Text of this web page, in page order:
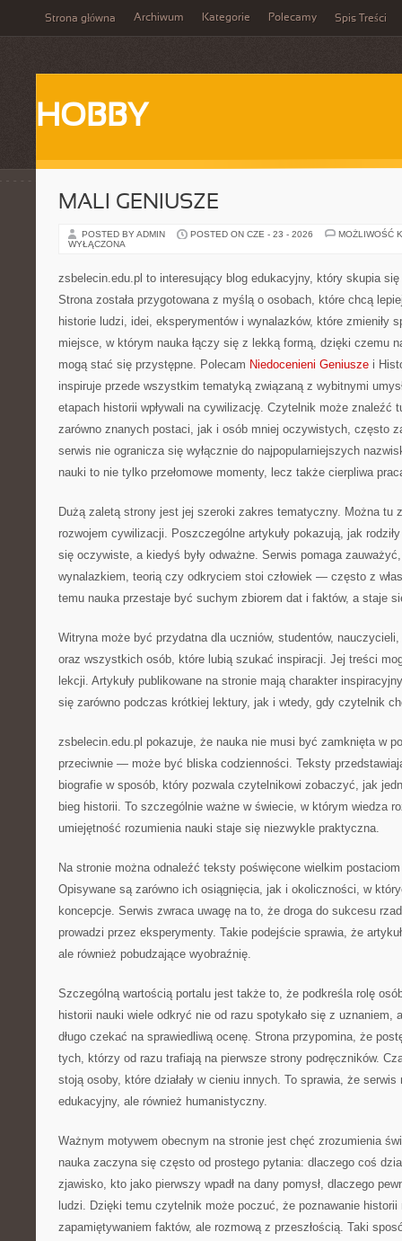
Strona główna Archiwum Kategorie Polecamy Spis Treści
HOBBY
MALI GENIUSZE
POSTED BY ADMIN POSTED ON CZE - 23 - 2026
MOŻLIWOŚĆ
WYŁĄCZONA
zsbelecin.edu.pl to interesujący blog edukacyjny, który skupia
Strona została przygotowana z myślą o osobach, które chcą
historie ludzi, idei, eksperymentów i wynalazków, które zmieniły
miejsce, w którym nauka łączy się z lekką formą, dzięki czemu
mogą stać się przystępne. Polecam Niedocenieni Geniusze i
inspiruje przede wszystkim tematyką związaną z wybitnymi
etapach historii wpływali na cywilizację. Czytelnik może znaleźć
zarówno znanych postaci, jak i osób mniej oczywistych, często
serwis nie ogranicza się wyłącznie do najpopularniejszych
nauki to nie tylko przełomowe momenty, lecz także cierpliwa
Dużą zaletą strony jest jej szeroki zakres tematyczny. Można tu
rozwojem cywilizacji. Poszczególne artykuły pokazują, jak
się oczywiste, a kiedyś były odważne. Serwis pomaga
wynalazkiem, teorią czy odkryciem stoi człowiek — często z
temu nauka przestaje być suchym zbiorem dat i faktów, a staje
Witryna może być przydatna dla uczniów, studentów,
oraz wszystkich osób, które lubią szukać inspiracji. Jej treści
lekcji. Artykuły publikowane na stronie mają charakter
się zarówno podczas krótkiej lektury, jak i wtedy, gdy czytelnik
zsbelecin.edu.pl pokazuje, że nauka nie musi być zamknięta w
przeciwnie — może być bliska codzienności. Teksty
biografie w sposób, który pozwala czytelnikowi zobaczyć, jak
bieg historii. To szczególnie ważne w świecie, w którym wiedza
umiejętność rozumienia nauki staje się niezwykle praktyczna.
Na stronie można odnaleźć teksty poświęcone wielkim
Opisywane są zarówno ich osiągnięcia, jak i okoliczności, w
koncepcje. Serwis zwraca uwagę na to, że droga do sukcesu
prowadzi przez eksperymenty. Takie podejście sprawia, że
ale również pobudzające wyobraźnię.
Szczególną wartością portalu jest także to, że podkreśla rolę
historii nauki wiele odkryć nie od razu spotykało się z uznaniem,
długo czekać na sprawiedliwą ocenę. Strona przypomina, że
tych, którzy od razu trafiają na pierwsze strony podręczników.
stoją osoby, które działały w cieniu innych. To sprawia, że
edukacyjny, ale również humanistyczny.
Ważnym motywem obecnym na stronie jest chęć zrozumienia
nauka zaczyna się często od prostego pytania: dlaczego coś
zjawisko, kto jako pierwszy wpadł na dany pomysł, dlaczego
ludzi. Dzięki temu czytelnik może poczuć, że poznawanie
zapamiętywaniem faktów, ale rozmową z przeszłością. Taki